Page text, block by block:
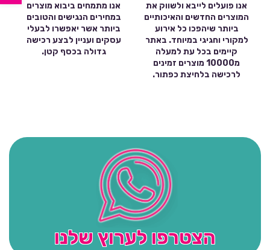
אנו פועלים לייבא ולשווק את
המוצרים החדשים והאיכותיים
ביותר שיהפכו כל אירוע
למקורי וחגיגי במיוחד. באתר
קיימים בכל עת למעלה
מ10000 מוצרים זמינים
לרכישה בלחיצת כפתור.
אנו מתמחים ביבוא מוצרים
במחירים הנגישים והטובים
ביותר אשר יאפשרו לבעלי
עסקים ועניין לבצע רכישה
גדולה בכסף קטן.
הצטרפו לערוץ שלנו